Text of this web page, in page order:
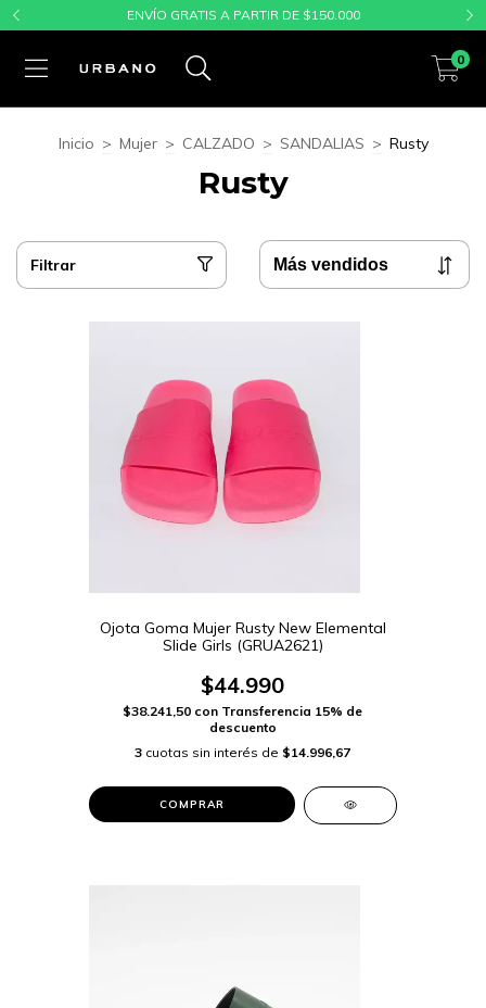
ENVÍO GRATIS A PARTIR DE $150.000
0
Inicio > Mujer > CALZADO > SANDALIAS > Rusty
Rusty
Filtrar
Ojota Goma Mujer Rusty New Elemental
Slide Girls (GRUA2621)
$44.990
$38.241,50 con Transferencia 15% de
descuento
3 cuotas sin interés de $14.996,67
COMPRAR